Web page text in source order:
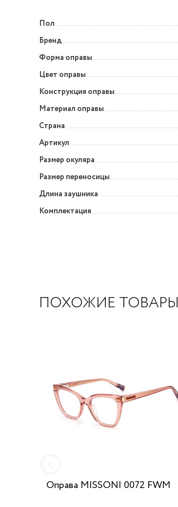
Пол
Бренд
Форма оправы
Цвет оправы
Конструкция оправы
Материал оправы
Страна
Артикул
Размер окуляра
Размер переносицы
Длина заушника
Комплектация
ПОХОЖИЕ ТОВАРЫ
Оправа MISSONI 0072 FWM